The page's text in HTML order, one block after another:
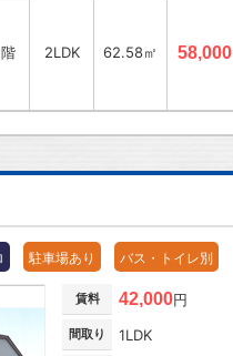
2LDK 62.58㎡ 58,000
駐車場あり バス・トイレ別
賃料 42,000円
間取り 1LDK